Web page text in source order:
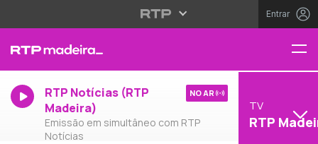
Entrar
RTP Notícias (RTP
Madeira)
Emissão em simultâneo com RTP
Notícias
NO AR
TV
RTP